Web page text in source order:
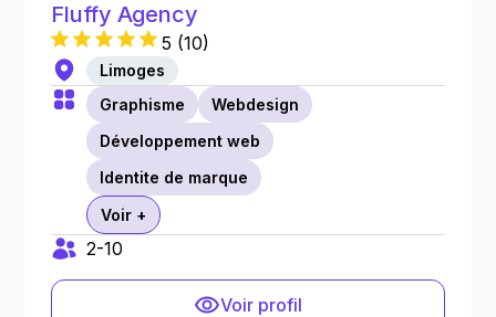
Fluffy Agency
5 (10)
Limoges
Graphisme
Webdesign
Développement web
Identite de marque
Voir +
2-10
Voir profil